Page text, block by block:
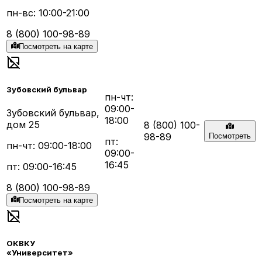
пн-вс: 10:00-21:00
8 (800) 100-98-89
Посмотреть на карте
Зубовский бульвар
Зубовский бульвар,
дом 25
пн-чт: 09:00-18:00
пт: 09:00-16:45
8 (800) 100-98-89
Посмотреть на карте
пн-чт:
09:00-
18:00
пт:
09:00-
16:45
8 (800) 100-
98-89
Посмотреть
ОКВКУ
«Университет»